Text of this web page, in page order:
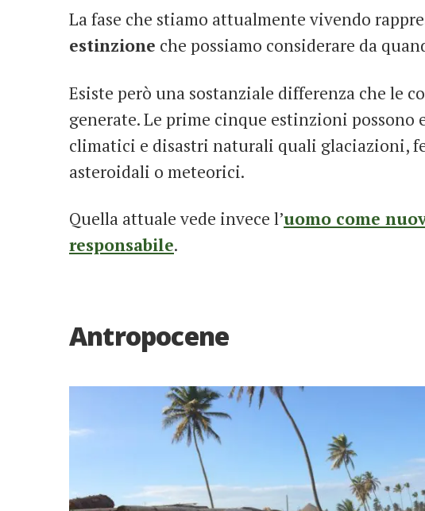
La fase che stiamo attualmente vivendo
estinzione che possiamo considerare da
Esiste però una sostanziale differenza che le
generate. Le prime cinque estinzioni possono
climatici e disastri naturali quali glaciazioni,
asteroidali o meteorici.
Quella attuale vede invece l’uomo come
responsabile.
Antropocene